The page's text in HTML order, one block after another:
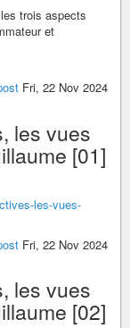
trois aspects
et
Fri, 22 Nov 2024
les vues
[01]
les-vues-
Fri, 22 Nov 2024
les vues
[02]